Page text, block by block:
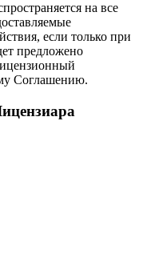
на все
если только при
предложено
Соглашению.